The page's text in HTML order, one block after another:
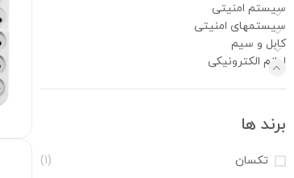
سیستم امنیتی
سیستمهای امنیتی
کابل و سیم
لوازم الکترونیکی
برند ها
تکسان (1)